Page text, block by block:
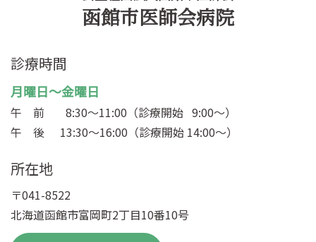
函館市医師会病院
診療時間
月曜日～金曜日
午 前
8:30～11:00（診療開始 9:00～）
午 後
13:30～16:00（診療開始 14:00～）
所在地
〒041-8522
北海道函館市富岡町2丁目10番10号